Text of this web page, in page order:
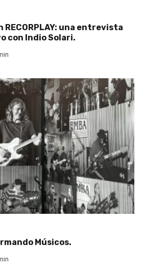
RECORPLAY: una entrevista
con Indio Solari.
Músicos.